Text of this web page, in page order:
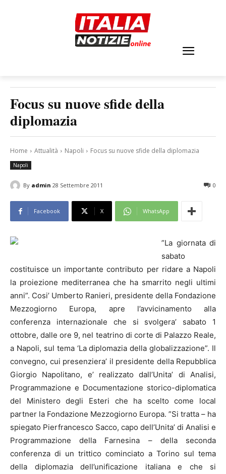
Focus su nuove sfide della
diplomazia
Home Attualità Napoli Focus su nuove sfide della diplomazia
Napoli
By admin 28 Settembre 2011 0
Facebook X WhatsApp
”La giornata di
sabato
costituisce un importante contributo per ridare a Napoli
la proiezione mediterranea che ha smarrito negli ultimi
anni”. Cosi’ Umberto Ranieri, presidente della Fondazione
Mezzogiorno Europa, apre l’avvicinamento alla
conferenza internazionale che si svolgera’ sabato 1
ottobre, dalle ore 9, nel teatrino di corte di Palazzo Reale,
a Napoli, sul tema ‘La diplomazia della globalizzazione”. Il
convegno, cui presenziera’ il presidente della Repubblica
Giorgio Napolitano, e’ realizzato dall’Unita’ di Analisi,
Programmazione e Documentazione storico-diplomatica
del Ministero degli Esteri che ha scelto come local
partner la Fondazione Mezzogiorno Europa. ”Si tratta – ha
spiegato Pierfrancesco Sacco, capo dell’Unita’ di Analisi e
Programmazione della Farnesina – della seconda
conferenza di un trittico cominciato a Torino sul tema
della diplomazia dell’unificazione italiana e che si